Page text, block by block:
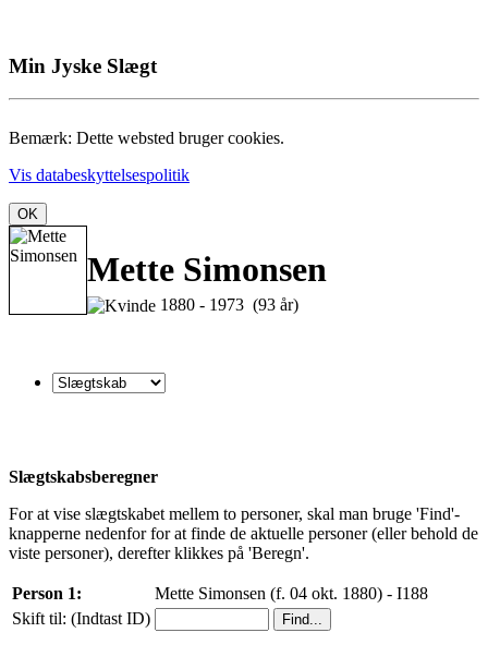
Min Jyske Slægt
Bemærk: Dette websted bruger cookies.
Vis databeskyttelsespolitik
OK
Mette Simonsen
1880 - 1973 (93 år)
Slægtskabsberegner
For at vise slægtskabet mellem to personer, skal man bruge 'Find'-
knapperne nedenfor for at finde de aktuelle personer (eller behold de
viste personer), derefter klikkes på 'Beregn'.
Person 1:
Mette Simonsen (f. 04 okt. 1880) - I188
Skift til: (Indtast ID)